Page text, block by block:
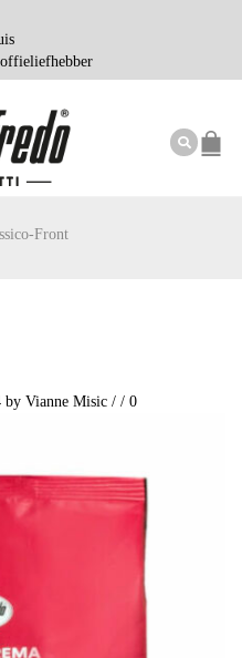
Front
by Vianne Misic / / 0